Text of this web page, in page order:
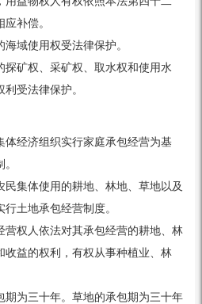
补偿。
域使用权受法律保护。
矿权、采矿权、取水权和使用水
受法律保护。
经济组织实行家庭承包经营为基
集体使用的耕地、林地、草地以及
土地承包经营制度。
权人依法对其承包经营的耕地、林
收益的权利，有权从事种植业、林
为三十年。草地的承包期为三十年